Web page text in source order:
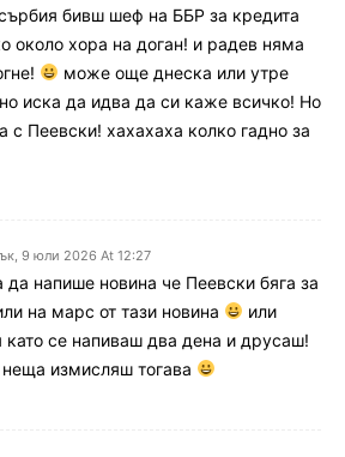
бивш шеф на ББР за кредита
около хора на доган! и радев няма
може още днеска или утре
иска да идва да си каже всичко! Но
с Пеевски! хахахаха колко гадно за
9 юли 2026 At 12:27
да напише новина че Пеевски бяга за
на марс от тази новина
или
като се напиваш два дена и друсаш!
измисляш тогава